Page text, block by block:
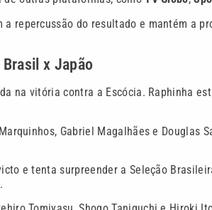
a repercussão do resultado e mantém a
x Japão
na vitória contra a Escócia. Raphinha
Gabriel Magalhães e Douglas
e tenta surpreender a Seleção